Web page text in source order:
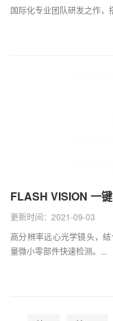
国际化专业团队研发之作
FLASH VISION 一
更新时间：2021-09-03
高分辨率远心光学镜头，
量微小零部件快速检测。...